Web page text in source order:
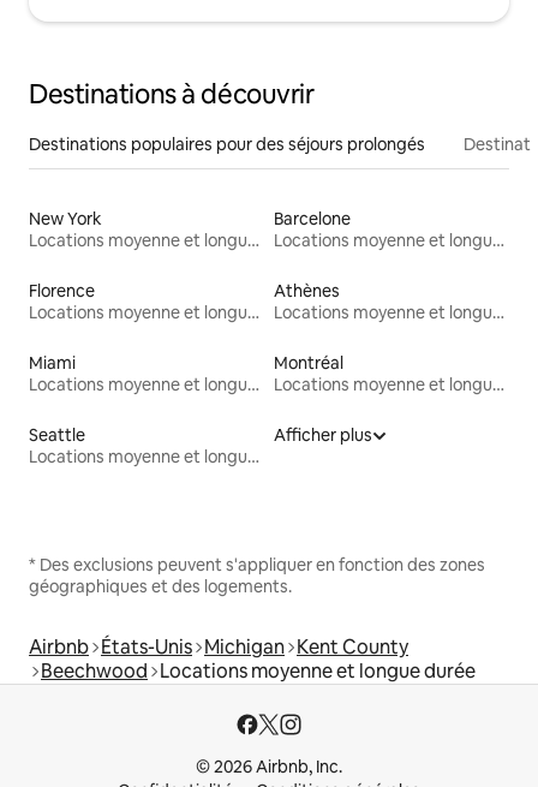
Destinations à découvrir
Destinations populaires pour des séjours prolongés
New York
Locations moyenne et longue durée
Barcelone
Locations moyenne et longue durée
Florence
Locations moyenne et longue durée
Athènes
Locations moyenne et longue durée
Miami
Locations moyenne et longue durée
Montréal
Locations moyenne et longue durée
Seattle
Locations moyenne et longue durée
Afficher plus
* Des exclusions peuvent s'appliquer en fonction des zones
géographiques et des logements.
Airbnb États-Unis Michigan Kent County
Beechwood Locations moyenne et longue durée
© 2026 Airbnb, Inc.